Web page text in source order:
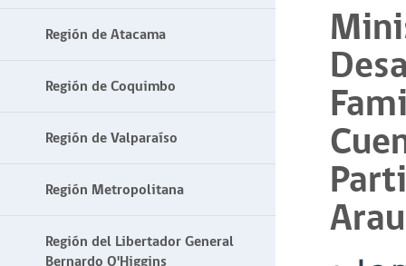
Región de Atacama
Región de Coquimbo
Región de Valparaíso
Región Metropolitana
Región del Libertador General
Bernardo O'Higgins